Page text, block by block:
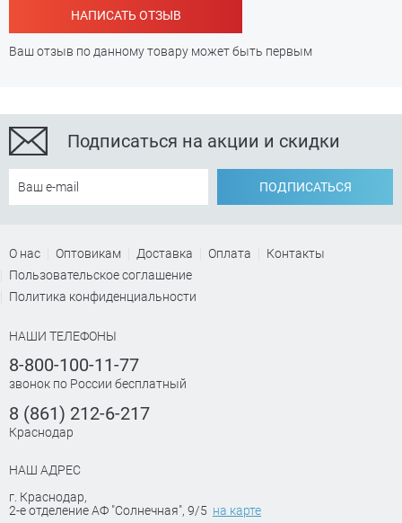
НАПИСАТЬ ОТЗЫВ
Ваш отзыв по данному товару может быть первым
Подписаться на акции и скидки
ПОДПИСАТЬСЯ
О нас Оптовикам Доставка Оплата
Контакты
Пользовательское соглашение
Политика конфиденциальности
НАШИ ТЕЛЕФОНЫ
8-800-100-11-77
звонок по России бесплатный
8 (861) 212-6-217
Краснодар
НАШ АДРЕС
г. Краснодар,
2-е отделение АФ "Солнечная", 9/5 на карте